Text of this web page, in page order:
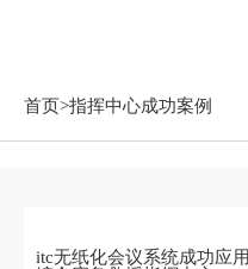
首页>指挥中心成功案例
itc无纸化会议系统成功应